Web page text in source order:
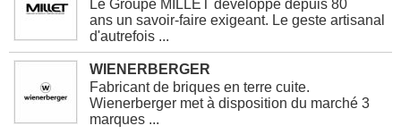
Le Groupe MILLET développe depuis 80
ans un savoir-faire exigeant. Le geste artisanal
d'autrefois ...
WIENERBERGER
Fabricant de briques en terre cuite.
Wienerberger met à disposition du marché 3
marques ...